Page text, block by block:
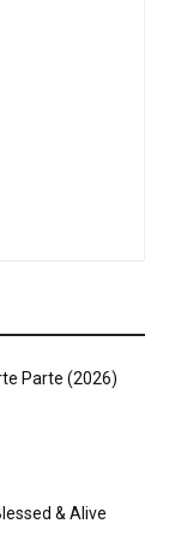
Parte (2026)
& Alive